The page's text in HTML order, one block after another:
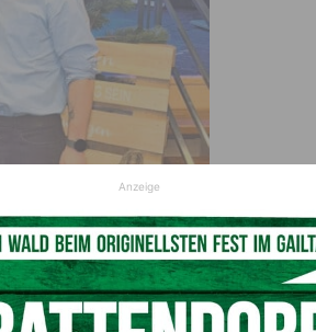
beim heurigen Bauernball in
Anzeige